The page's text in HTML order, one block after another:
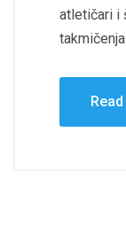
atletičari i